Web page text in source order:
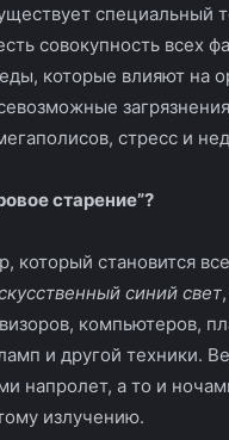
специальный
совокупность всех
которые влияют на
стресс и
старение”?
который становится
синий свет
компьютеров,
и другой техники.
напролет, а то и
излучению.